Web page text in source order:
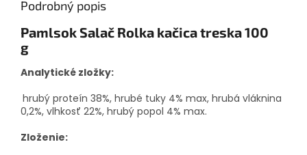
Podrobný popis
Pamlsok Salač Rolka kačica treska 100
g
Analytické zložky:
hrubý proteín 38%, hrubé tuky 4% max, hrubá vláknina
0,2%, vlhkosť 22%, hrubý popol 4% max.
Zloženie: